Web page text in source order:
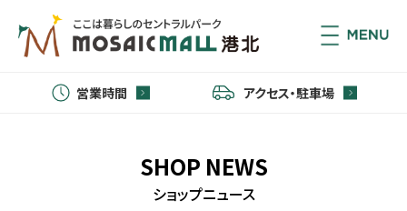
営業時間 アクセス・駐車場
SHOP NEWS
ショップニュース